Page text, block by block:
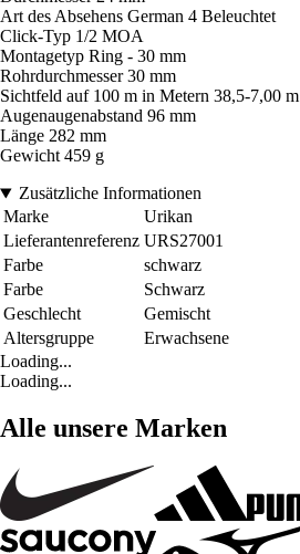
Art des Absehens German 4 Beleuchtet
Click-Typ 1/2 MOA
Montagetyp Ring - 30 mm
Rohrdurchmesser 30 mm
Sichtfeld auf 100 m in Metern 38,5-7,00 m
Augenaugenabstand 96 mm
Länge 282 mm
Gewicht 459 g
Zusätzliche Informationen
Marke
Urikan
Lieferantenreferenz URS27001
Farbe
schwarz
Farbe
Schwarz
Geschlecht
Gemischt
Altersgruppe
Erwachsene
Loading...
Loading...
Alle unsere Marken